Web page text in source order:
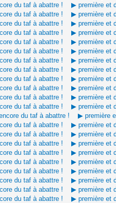
du taf à abattre ! ▶ première et
du taf à abattre ! ▶ première et
du taf à abattre ! ▶ première et
du taf à abattre ! ▶ première et
du taf à abattre ! ▶ première et
du taf à abattre ! ▶ première et
du taf à abattre ! ▶ première et
du taf à abattre ! ▶ première et
du taf à abattre ! ▶ première et
du taf à abattre ! ▶ première et
du taf à abattre ! ▶ première et
du taf à abattre ! ▶ première et
du taf à abattre ! ▶ première
du taf à abattre ! ▶ première et
du taf à abattre ! ▶ première et
du taf à abattre ! ▶ première et
du taf à abattre ! ▶ première et
du taf à abattre ! ▶ première et
du taf à abattre ! ▶ première et
du taf à abattre ! ▶ première et
du taf à abattre ! ▶ première et
du taf à abattre ! ▶ première et